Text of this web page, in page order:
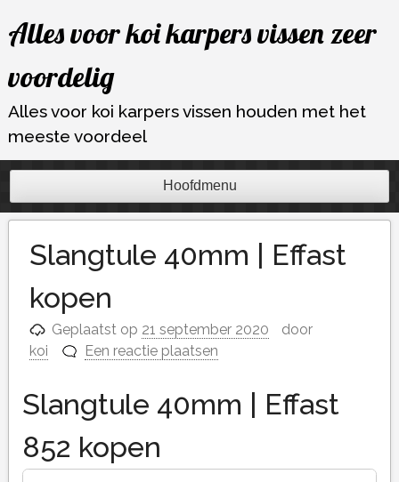
naar
inhoud
Alles voor koi karpers vissen zeer
voordelig
Alles voor koi karpers vissen houden met het
meeste voordeel
Hoofdmenu
Slangtule 40mm | Effast
kopen
Geplaatst op 21 september 2020
door
koi
Een reactie plaatsen
Slangtule 40mm | Effast
852 kopen